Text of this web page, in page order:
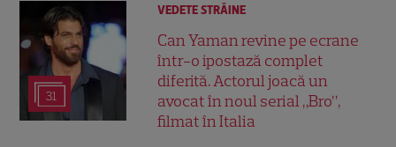
31
VEDETE STRĂINE
Can Yaman revine pe ecrane
într-o ipostază complet
diferită. Actorul joacă un
avocat în noul serial „Bro”,
filmat în Italia